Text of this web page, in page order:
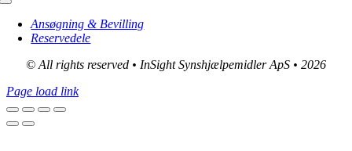
Toggle
NavigationAnsøgning & Bevilling
Reservedele
© All rights reserved • InSight Synshjælpemidler ApS • 2026
Page load link